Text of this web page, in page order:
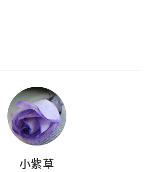
小紫草